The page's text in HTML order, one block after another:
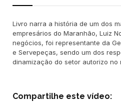
Livro narra a história de um dos
empresários do Maranhão, Luiz
negócios, foi representante da
e Servepeças, sendo um dos
dinamização do setor autorizo no
Compartilhe este vídeo: